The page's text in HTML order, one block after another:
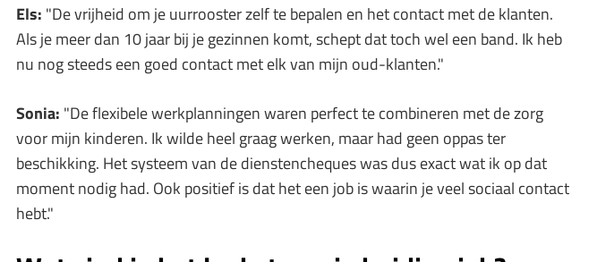
Els: "De vrijheid om je uurrooster zelf te bepalen en het contact met de klanten.
Als je meer dan 10 jaar bij je gezinnen komt, schept dat toch wel een band. Ik heb
nu nog steeds een goed contact met elk van mijn oud­-klanten."
Sonia: "De flexibele werkplanningen waren perfect te combineren met de zorg
voor mijn kinderen. Ik wilde heel graag werken, maar had geen oppas ter
beschikking. Het systeem van de dienstencheques was dus exact wat ik op dat
moment nodig had. Ook positief is dat het een job is waarin je veel sociaal contact
hebt."